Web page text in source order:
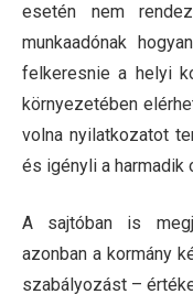
esetén nem
munkaadónak
felkeresnie a helyi
környezetében
volna nyilatkozatot
és igényli a harmadik
A sajtóban is
azonban a kormány
szabályozást –